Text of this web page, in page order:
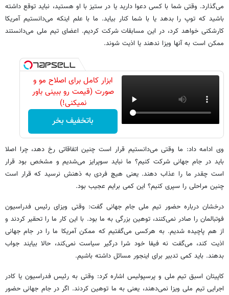
می‌گذارد. وقتی شما با کسی دعوا دارید یا در ستیز با او هستید، نباید توقع داشته
باشید که توپ را بدهد یا با شما کنار بیاید. ما با علم اینکه می‌دانستیم آمریکا
کارشکنی خواهد کرد، در این مسابقات شرکت کردیم. اعضای تیم ملی می‌دانستند
ممکن است به آنها ویزا ندهند یا اذیت شوند.
ابزار کامل برای اصلاح مو و
صورت (قیمت رو ببینی باور
نمیکنی!)
باتخفیف بخر
وی ادامه داد: ما وقتی می‌دانستیم قرار است چنین اتفاقاتی رخ دهد، چرا اصلا
باید در جام جهانی شرکت کنیم؟ ما نباید سوپرایز می‌شدیم و مشخص بود قرار
است چقدر ما را عذاب دهند. یعنی هیچ فردی به ذهنش نرسید که قرار است
چنین مراحلی را سپری کنیم؟ این کمی برایم عجیب بود.
درخشان درباره حضور تیم ملی جام جهانی گفت: وقتی ویزای رئیس فدراسیون
فوتبالمان را صادر نمی‌کنند، توهین بزرگی به ما بود. با این کار ما را تحقیر کردند و
از هم پاچیده شدیم. به هرکسی می‌گفتیم که ممکن آمریکا ما را در جام جهانی
اذیت کند، می‌گفت نه فیفا خود شرا درگیر سیاست نمی‌کند، حالا بیایند جواب
بدهند. باید کمی تدبیر برای اینجور مسائل داشته باشیم.
کاپیتان اسبق تیم ملی و پرسپولیس اشاره کرد: وقتی به رئیس فدراسیون یا کادر
اجرایی تیم ملی ویزا نمی‌دهند، یعنی به ما توهین کردند. اگر در جام جهانی حضور